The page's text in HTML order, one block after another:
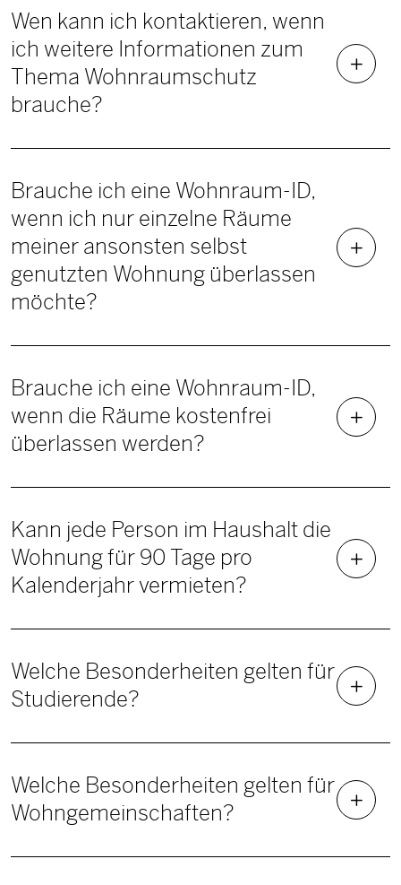
Wen kann ich kontaktieren, wenn
ich weitere Informationen zum
Thema Wohnraumschutz
brauche?
Brauche ich eine Wohnraum-ID,
wenn ich nur einzelne Räume
meiner ansonsten selbst
genutzten Wohnung überlassen
möchte?
Brauche ich eine Wohnraum-ID,
wenn die Räume kostenfrei
überlassen werden?
Kann jede Person im Haushalt die
Wohnung für 90 Tage pro
Kalenderjahr vermieten?
Welche Besonderheiten gelten für
Studierende?
Welche Besonderheiten gelten für
Wohngemeinschaften?